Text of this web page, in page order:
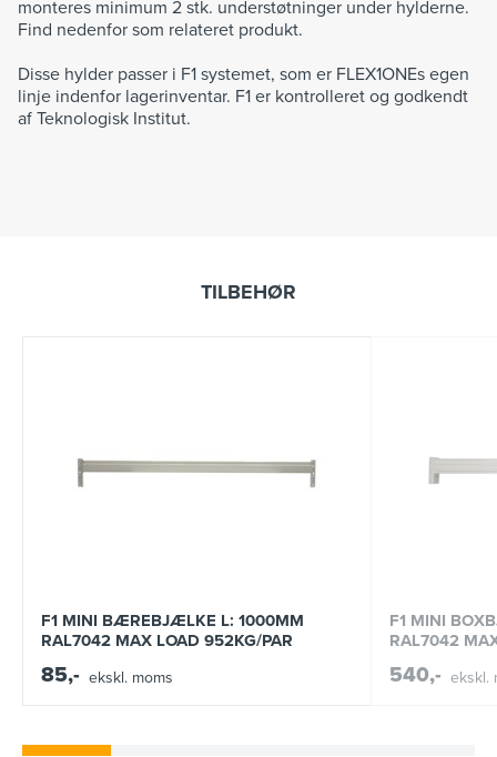
monteres minimum 2 stk. understøtninger under hylderne.
Find nedenfor som relateret produkt.
Disse hylder passer i F1 systemet, som er FLEX1ONEs egen
linje indenfor lagerinventar. F1 er kontrolleret og godkendt
af Teknologisk Institut.
TILBEHØR
F1 MINI BÆREBJÆLKE L: 1000MM
RAL7042 MAX LOAD 952KG/PAR
85,- ekskl. moms
F1 MINI
RAL7042
540,- ekskl.